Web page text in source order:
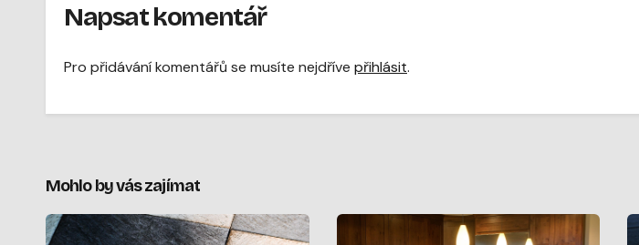
Napsat komentář
Pro přidávání komentářů se musíte nejdříve přihlásit.
Mohlo by vás zajímat